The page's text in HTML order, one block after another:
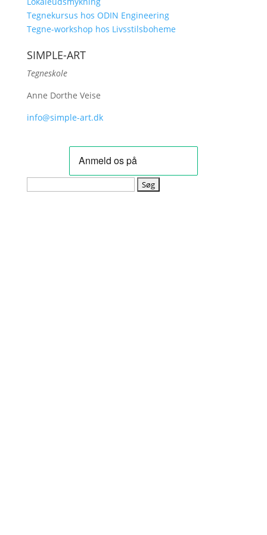
Tegnekursus hos ODIN Engineering
Tegne-workshop hos Livsstilsboheme
SIMPLE-ART
Tegneskole
Anne Dorthe Veise
info@simple-art.dk